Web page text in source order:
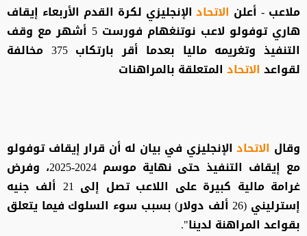
ملاعب - أعلن الاتحاد الإنجليزي لكرة القدم الأربعاء إيقاف
هاري توفولو لاعب نوتنغهام فورست 5 أشهر مع وقف
التنفيذ وتغريمه ماليا بعدما أقر بارتكاب 375 مخالفة
لقواعد الاتحاد المتعلقة بالمراهنات
وقال الاتحاد الإنجليزي في بيان له أن قرار إيقاف توفولو
مع إيقاف التنفيذ حتى نهاية موسم 2024-2025، وفرض
غرامة مالية كبيرة على اللاعب تصل إلى 21 ألف جنيه
إسترليني (26 ألف دولار) بسبب سوء السلوك فيما يتعلق
بقواعد المراهنة لدينا".